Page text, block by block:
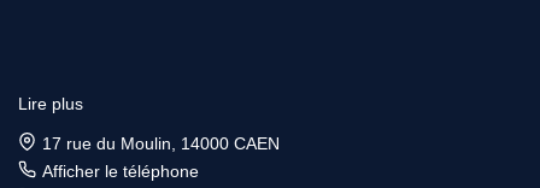
Lire plus
17 rue du Moulin, 14000 CAEN
Afficher le téléphone